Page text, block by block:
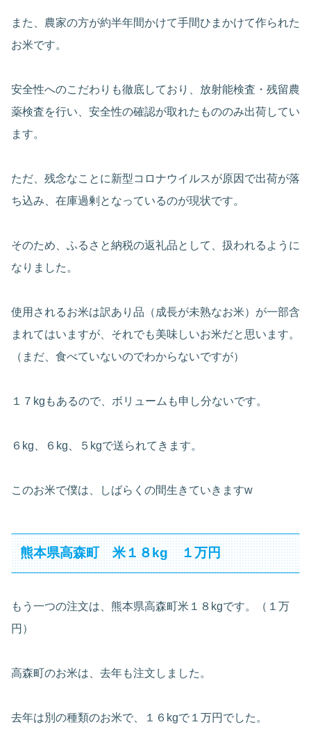
また、農家の方が約半年間かけて手間ひまかけて作られた
お米です。
安全性へのこだわりも徹底しており、放射能検査・残留農
薬検査を行い、安全性の確認が取れたもののみ出荷してい
ます。
ただ、残念なことに新型コロナウイルスが原因で出荷が落
ち込み、在庫過剰となっているのが現状です。
そのため、ふるさと納税の返礼品として、扱われるように
なりました。
使用されるお米は訳あり品（成長が未熟なお米）が一部含
まれてはいますが、それでも美味しいお米だと思います。
（まだ、食べていないのでわからないですが）
１７kgもあるので、ボリュームも申し分ないです。
６kg、６kg、５kgで送られてきます。
このお米で僕は、しばらくの間生きていきますw
熊本県高森町 米１８kg １万円
もう一つの注文は、熊本県高森町米１８kgです。（１万
円）
高森町のお米は、去年も注文しました。
去年は別の種類のお米で、１６kgで１万円でした。